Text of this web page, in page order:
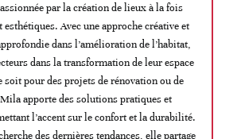
par la création de lieux à la fois
Avec une approche créative et
dans l’amélioration de l’habitat,
dans la transformation de leur espace
soit pour des projets de rénovation ou de
apporte des solutions pratiques et
l’accent sur le confort et la durabilité.
des dernières tendances, elle partage